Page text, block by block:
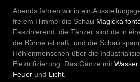
Abends fahren wir in ein
freiem Himmel die Schau Magická
Faszinierend, die Tänzer sind da in
die Bühne ist naß, und die Schau
Höhlenmenschen über die
Elektrifizierung. Das Ganze mit Wasser,
Feuer und Licht